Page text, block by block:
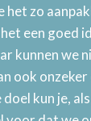
het zo
een goed
kunnen we
ook
kun je,